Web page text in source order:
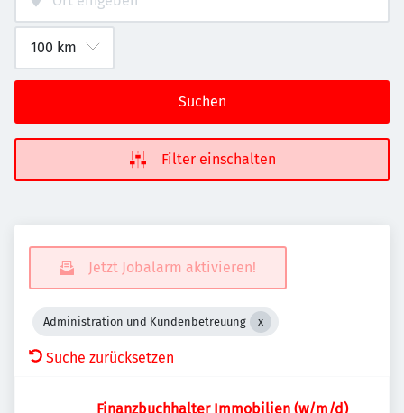
Suchen
Filter einschalten
Jetzt Jobalarm aktivieren!
Administration und Kundenbetreuung
Suche zurücksetzen
Finanzbuchhalter Immobilien (w/m/d)